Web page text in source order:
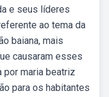
e seus líderes
ao tema da
baiana, mais
causaram esses
por maria beatriz
para os habitantes